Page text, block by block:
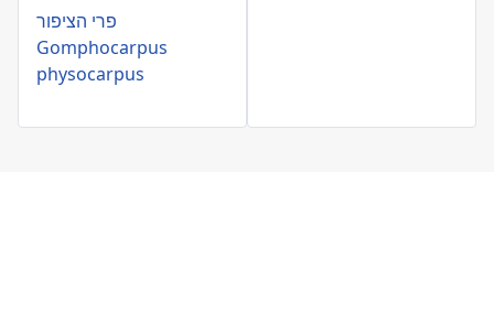
פרי הציפור
Gomphocarpus
physocarpus